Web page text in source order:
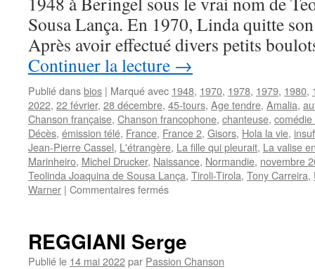
74
ans
Sousa Lança. En 1970, Linda quitte
Après avoir effectué divers petits
Continuer la lecture →
Publié dansbios | Marqué avec 1948, 1970, 1978, 1979, 1980,
2022, 22 février, 28 décembre, 45-tours, Age tendre, Amalia,
Chanson française, Chanson francophone, chanteuse,
Décès, émission télé, France, France 2, Gisors, Hola la vie,
Jean-Pierre Cassel, L'étrangère, La fille qui pleurait, La valise
Marinheiro, Michel Drucker, Naissance, Normandie, novembre
Teolinda Joaquina de Sousa Lança, Tiroli-Tirola, Tony Carreira,
Warner | Commentaires ferméssur
REGGIANI Serge
Publié le 14 mai 2022par Passion Chanson